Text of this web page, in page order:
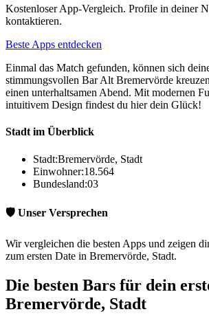
Kostenloser App-Vergleich. Profile in deiner
kontaktieren.
Beste Apps entdecken
Einmal das Match gefunden, können sich
stimmungsvollen Bar Alt Bremervörde
einen unterhaltsamen Abend. Mit modernen
intuitivem Design findest du hier dein Glück!
Stadt im Überblick
Stadt:Bremervörde, Stadt
Einwohner:18.564
Bundesland:03
🛡️ Unser Versprechen
Wir vergleichen die besten Apps und zeigen
zum ersten Date in Bremervörde, Stadt.
Die besten Bars für dein
Bremervörde, Stadt